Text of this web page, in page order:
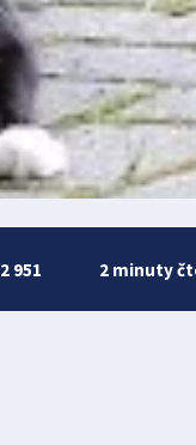
2 951 2 minuty